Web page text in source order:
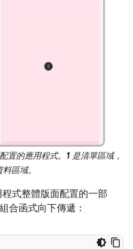
置的應用程式。 1 是清單區域，
區域。
式整體版面配置的一部
合函式向下傳遞：